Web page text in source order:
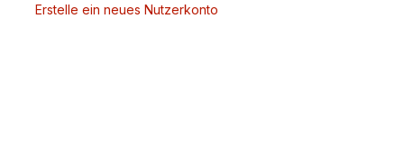
Erstelle ein neues Nutzerkonto